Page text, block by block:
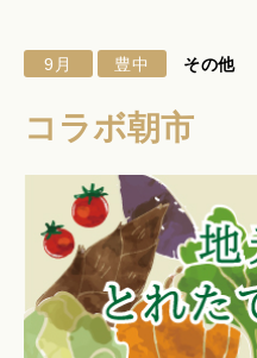
北摂 PLAY SPOT
暮らしのこと
暮らしのキホン
9月 豊中 その他
コラボ朝市